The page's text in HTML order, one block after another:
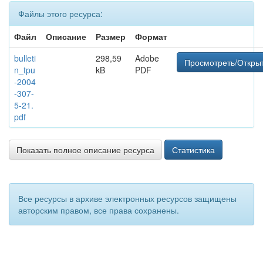
Файлы этого ресурса:
Файл
Описание Размер
Формат
bulleti
n_tpu
-2004
-307-
5-21.
pdf
298,59
kB
Adobe
PDF
Просмотреть/
Показать полное описание ресурса Статистика
Все ресурсы в архиве электронных ресурсов защищены
авторским правом, все права сохранены.